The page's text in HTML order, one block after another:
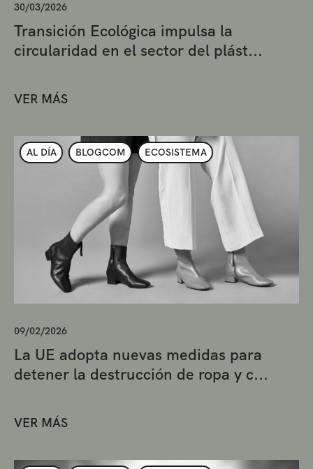
30/03/2026
Transición Ecológica impulsa la
circularidad en el sector del plást...
VER MÁS
AL DÍA BLOGCOM ECOSISTEMA
09/02/2026
La UE adopta nuevas medidas para
detener la destrucción de ropa y c...
VER MÁS